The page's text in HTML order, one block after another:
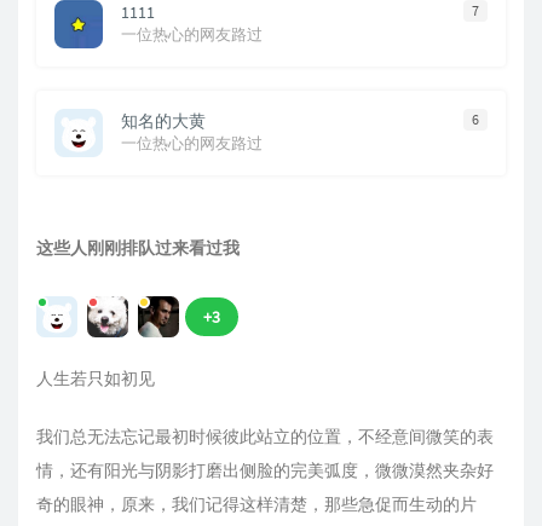
7
1111
一位热心的网友路过
6
知名的大黄
一位热心的网友路过
这些人刚刚排队过来看过我
+3
人生若只如初见
我们总无法忘记最初时候彼此站立的位置，不经意间微笑的表
情，还有阳光与阴影打磨出侧脸的完美弧度，微微漠然夹杂好
奇的眼神，原来，我们记得这样清楚，那些急促而生动的片